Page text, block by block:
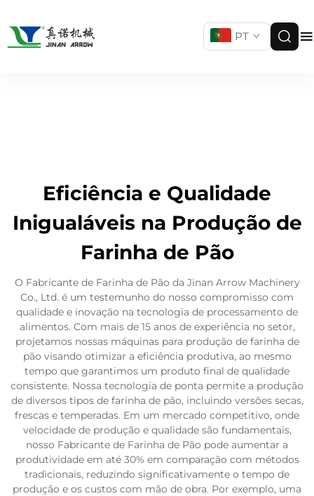
PT
Eficiência e Qualidade
Inigualáveis na Produção de
Farinha de Pão
O Fabricante de Farinha de Pão da Jinan Arrow Machinery
Co., Ltd. é um testemunho do nosso compromisso com
qualidade e inovação na tecnologia de processamento de
alimentos. Com mais de 15 anos de experiência no setor,
projetamos nossas máquinas para produção de farinha de
pão visando otimizar a eficiência produtiva, ao mesmo
tempo que garantimos um produto final de qualidade
consistente. Nossa tecnologia de ponta permite a produção
de diversos tipos de farinha de pão, incluindo versões secas,
frescas e temperadas. Em um mercado competitivo, onde
velocidade de produção e qualidade são fundamentais,
nosso Fabricante de Farinha de Pão pode aumentar a
produtividade em até 30% em comparação com métodos
tradicionais, reduzindo significativamente o tempo de
produção e os custos com mão de obra. Por exemplo, uma